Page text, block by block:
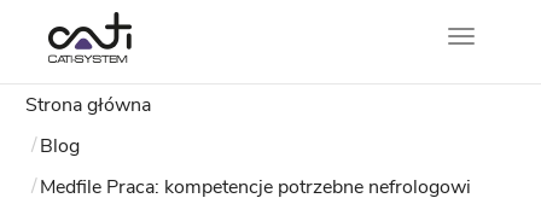
Strona główna
Blog
Medfile Praca: kompetencje potrzebne nefrologowi